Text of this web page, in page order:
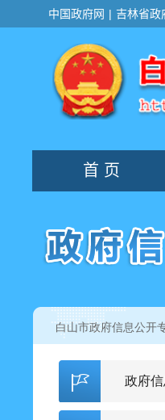
白山市政府信息公开
政府